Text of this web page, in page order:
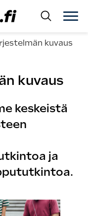
kuvaus
kuvaus
keskeistä
ja